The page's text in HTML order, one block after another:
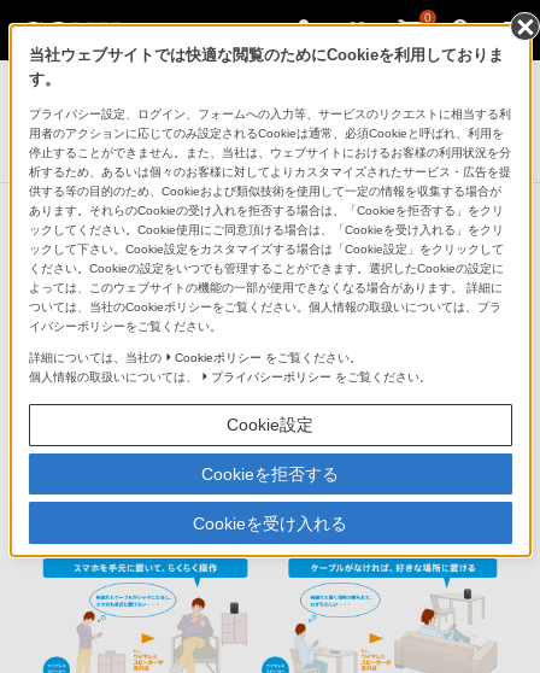
0
アクティブスピーカー/ネックスピーカー
ワイヤレスポータブルスピーカー
SRS-XB402M
Bluetoothでワイヤレス
Bluetooth標準規格Ver.4.2に準拠。Bluetoothに対応した
スマートフォンやウォークマン、タブレットなどとペア
リングすることで、音楽をワイヤレスで再生できます
（＊）。Xperia（TM）やiPhoneなどのスマートフォ
ン、タブレットなどで音楽を聞きながら手もとでインタ
ーネットやTwitter、Facebookなどのアプリケーションを
楽しめます。
当社ウェブサイトでは快適な閲覧のためにCookieを利用しておりま
す。
プライバシー設定、ログイン、フォームへの入力等、サービスのリクエストに相当する利
用者のアクションに応じてのみ設定されるCookieは通常、必須Cookieと呼ばれ、利用を
停止することができません。また、当社は、ウェブサイトにおけるお客様の利用状況を分
析するため、あるいは個々のお客様に対してよりカスタマイズされたサービス・広告を提
供する等の目的のため、Cookieおよび類似技術を使用して一定の情報を収集する場合が
あります。それらのCookieの受け入れを拒否する場合は、「Cookieを拒否する」をクリ
ックしてください。Cookie使用にご同意頂ける場合は、「Cookieを受け入れる」をクリ
ックして下さい。Cookie設定をカスタマイズする場合は「Cookie設定」をクリックして
ください。Cookieの設定をいつでも管理することができます。選択したCookieの設定に
よっては、このウェブサイトの機能の一部が使用できなくなる場合があります。 詳細に
ついては、当社のCookieポリシーをご覧ください。個人情報の取扱いについては、プラ
イバシーポリシーをご覧ください。
詳細については、当社の Cookieポリシー をご覧ください。
個人情報の取扱いについては、
プライバシーポリシー をご覧ください。
Cookie設定
Cookieを拒否する
Cookieを受け入れる